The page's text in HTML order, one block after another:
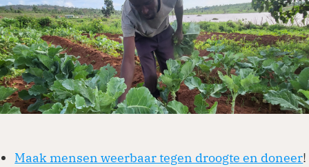
Maak mensen weerbaar tegen droogte en doneer!
kies het thema of land waar je aan wilt
bijdragen. Periodiek schenken biedt ook
belastingvoordeel.
Doneren